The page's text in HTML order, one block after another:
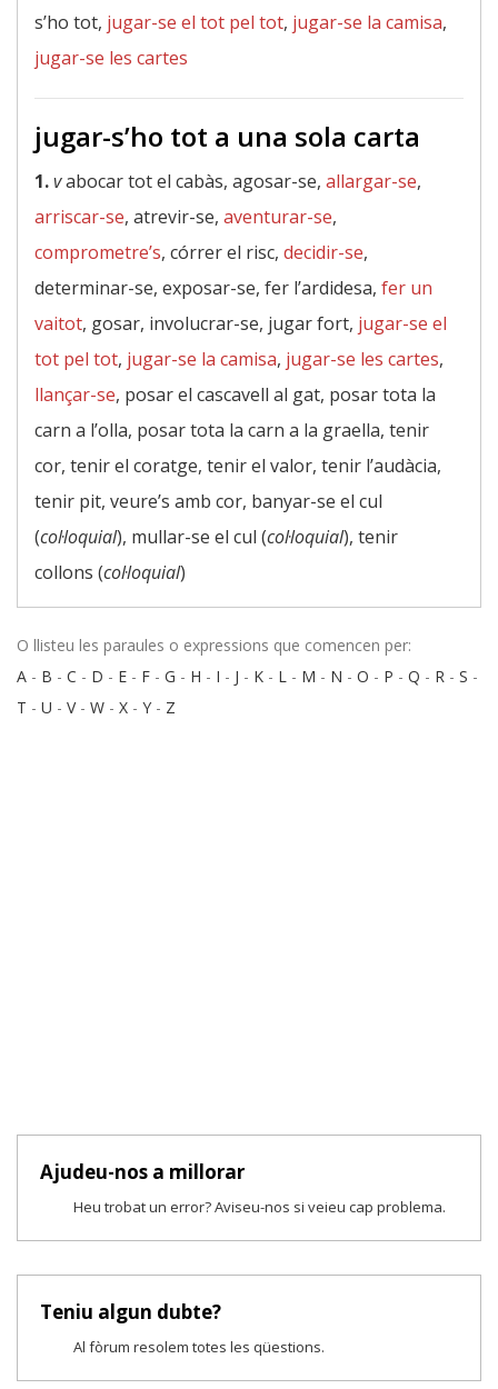
s’ho tot, jugar-se el tot pel tot, jugar-se la camisa,
jugar-se les cartes
jugar-s’ho tot a una sola carta
1.vabocar tot el cabàs, agosar-se, allargar-se,
arriscar-se, atrevir-se, aventurar-se,
comprometre’s, córrer el risc, decidir-se,
determinar-se, exposar-se, fer l’ardidesa, fer un
vaitot, gosar, involucrar-se, jugar fort, jugar-se el
tot pel tot, jugar-se la camisa, jugar-se les cartes,
llançar-se, posar el cascavell al gat, posar tota la
carn a l’olla, posar tota la carn a la graella, tenir
cor, tenir el coratge, tenir el valor, tenir l’audàcia,
tenir pit, veure’s amb cor, banyar-se el cul
(col·loquial), mullar-se el cul (col·loquial), tenir
collons (col·loquial)
O llisteu les paraules o expressions que comencen per:
A - B - C - D - E - F - G - H - I - J - K - L - M - N - O - P - Q - R - S -
T - U - V- W - X - Y - Z
Ajudeu-nos a millorar
Heu trobat un error? Aviseu-nos si veieu cap problema.
Teniu algun dubte?
Al fòrum resolem totes les qüestions.